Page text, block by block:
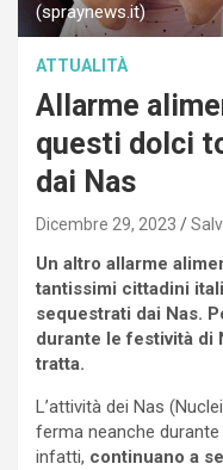
(spraynews.it)
ATTUALITÀ
Allarme
questi dolci
dai Nas
Dicembre 29, 2023
Un altro allarme
tantissimi cittadini
sequestrati dai Nas.
durante le festività di
tratta.
L’attività dei Nas
ferma neanche
infatti, continuano a